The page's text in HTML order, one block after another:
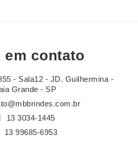
em contato
- Sala12 - JD. Guilhermina -
Grande - SP
13 3034-1445
13 99685-6953